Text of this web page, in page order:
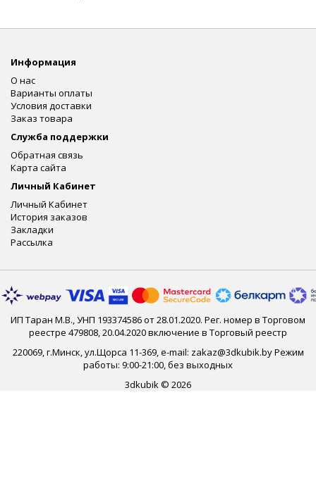
Информация
О нас
Варианты оплаты
Условия доставки
Заказ товара
Служба поддержки
Обратная связь
Карта сайта
Личный Кабинет
Личный Кабинет
История заказов
Закладки
Рассылка
ИП Таран М.В., УНП 193374586 от 28.01.2020. Рег. номер в Торговом
реестре 479808, 20.04.2020 включение в Торговый реестр
220069, г.Минск, ул.Щорса 11-369, e-mail: zakaz@3dkubik.by Режим
работы: 9:00-21:00, без выходных
3dkubik © 2026